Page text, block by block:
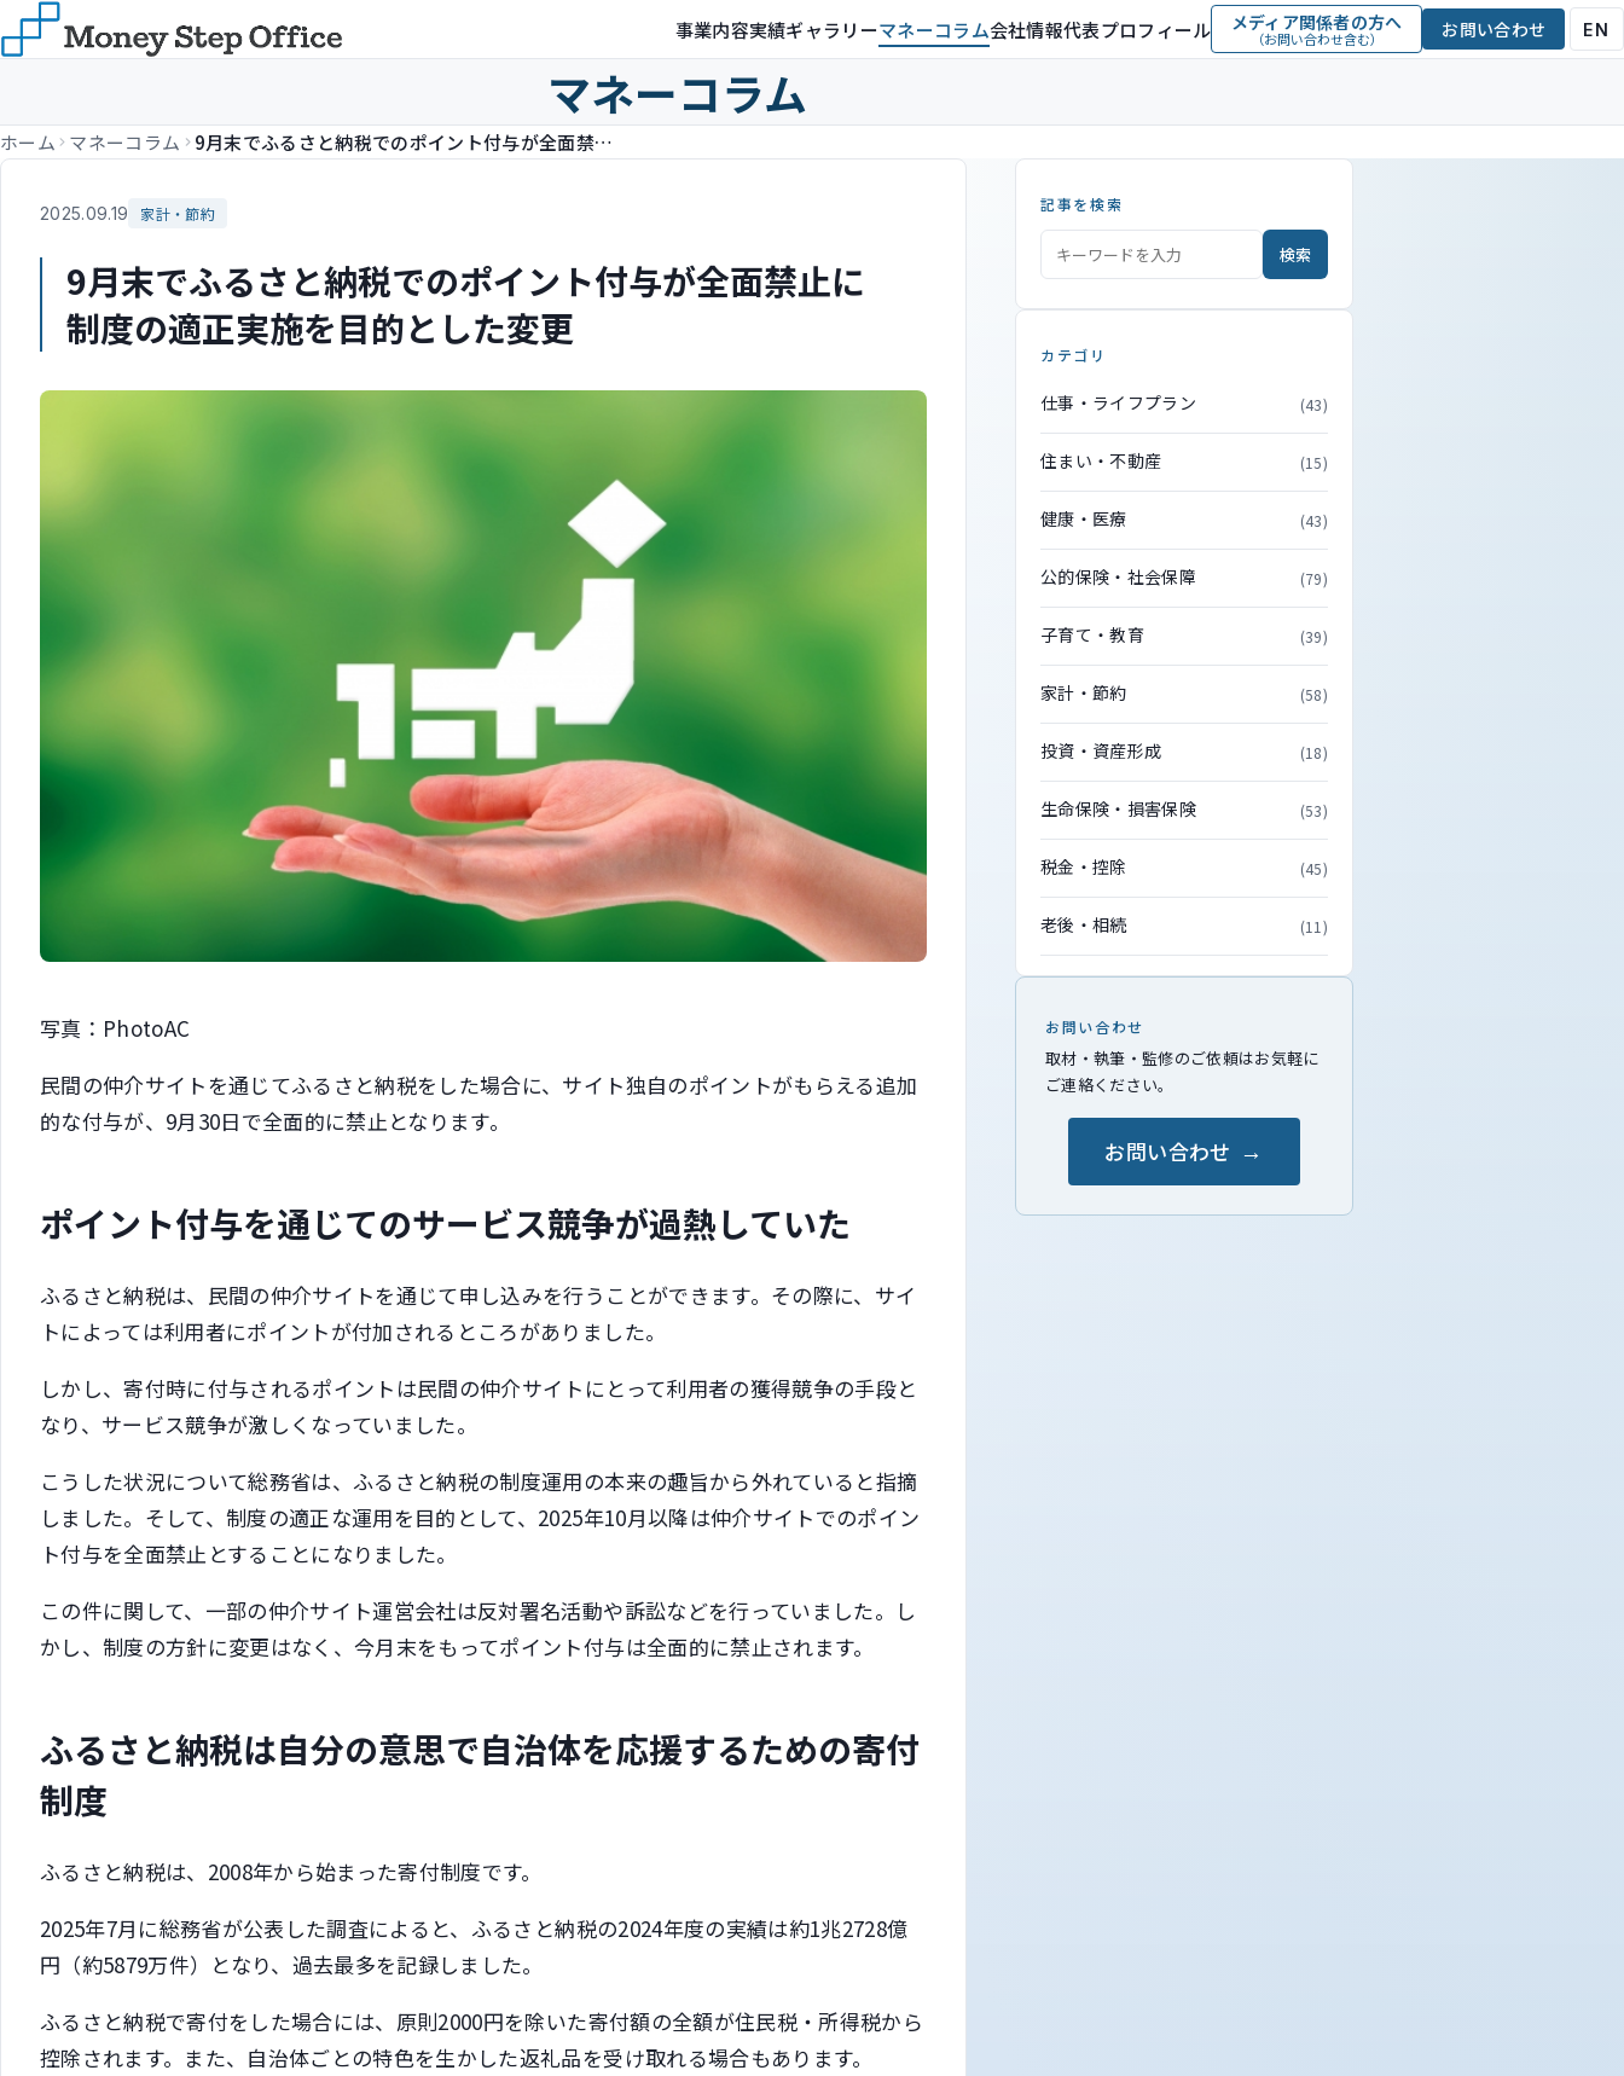
事業内容実績ギャラリーマネーコラム会社情報代表プロフィール メディア関係者の方へ
（お問い合わせ含む） お問い合わせ EN
マネーコラム
ホーム マネーコラム 9月末でふるさと納税でのポイント付与が全面禁止に 制度の適正実施を目的とした変更
2025.09.19 家計・節約
9月末でふるさと納税でのポイント付与が全面禁止に
制度の適正実施を目的とした変更
写真：PhotoAC
民間の仲介サイトを通じてふるさと納税をした場合に、サイト独自のポイントがもらえる追加
的な付与が、9月30日で全面的に禁止となります。
ポイント付与を通じてのサービス競争が過熱していた
ふるさと納税は、民間の仲介サイトを通じて申し込みを行うことができます。その際に、サイ
トによっては利用者にポイントが付加されるところがありました。
しかし、寄付時に付与されるポイントは民間の仲介サイトにとって利用者の獲得競争の手段と
なり、サービス競争が激しくなっていました。
こうした状況について総務省は、ふるさと納税の制度運用の本来の趣旨から外れていると指摘
しました。そして、制度の適正な運用を目的として、2025年10月以降は仲介サイトでのポイン
ト付与を全面禁止とすることになりました。
この件に関して、一部の仲介サイト運営会社は反対署名活動や訴訟などを行っていました。し
かし、制度の方針に変更はなく、今月末をもってポイント付与は全面的に禁止されます。
ふるさと納税は自分の意思で自治体を応援するための寄付
制度
ふるさと納税は、2008年から始まった寄付制度です。
2025年7月に総務省が公表した調査によると、ふるさと納税の2024年度の実績は約1兆2728億
円（約5879万件）となり、過去最多を記録しました。
ふるさと納税で寄付をした場合には、原則2000円を除いた寄付額の全額が住民税・所得税から
控除されます。また、自治体ごとの特色を生かした返礼品を受け取れる場合もあります。
記事を検索
検索
カテゴリ
仕事・ライフプラン (43)
住まい・不動産 (15)
健康・医療 (43)
公的保険・社会保障 (79)
子育て・教育 (39)
家計・節約 (58)
投資・資産形成 (18)
生命保険・損害保険 (53)
税金・控除 (45)
老後・相続 (11)
お問い合わせ
取材・執筆・監修のご依頼はお気軽に
ご連絡ください。
お問い合わせ